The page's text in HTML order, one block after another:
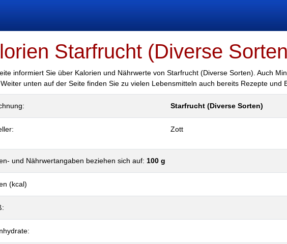
Starfrucht (Diverse
informiert Sie über Kalorien und Nährwerte von Starfrucht (Diverse Sorten). Auch
unten auf der Seite finden Sie zu vielen Lebensmitteln auch bereits Rezepte und
Starfrucht (Diverse Sorten)
Zott
und Nährwertangaben beziehen sich auf: 100 g
(kcal)